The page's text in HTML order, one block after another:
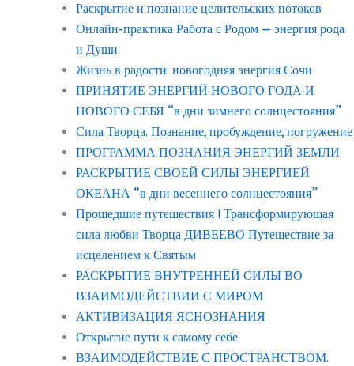
Раскрытие и познание целительских потоков
Онлайн-практика Работа с Родом — энергия рода
и Души
Жизнь в радости: новогодняя энергия Сочи
ПРИНЯТИЕ ЭНЕРГИЙ НОВОГО ГОДА И
НОВОГО СЕБЯ “в дни зимнего солнцестояния”
Сила Творца. Познание, пробуждение, погружение
ПРОГРАММА ПОЗНАНИЯ ЭНЕРГИЙ ЗЕМЛИ
РАСКРЫТИЕ СВОЕЙ СИЛЫ ЭНЕРГИЕЙ
ОКЕАНА “в дни весеннего солнцестояния”
Прошедшие путешествия | Трансформирующая
сила любви Творца ДИВЕЕВО Путешествие за
исцелением к Святым
РАСКРЫТИЕ ВНУТРЕННЕЙ СИЛЫ ВО
ВЗАИМОДЕЙСТВИИ С МИРОМ
АКТИВИЗАЦИЯ ЯСНОЗНАНИЯ
Открытие пути к самому себе
ВЗАИМОДЕЙСТВИЕ С ПРОСТРАНСТВОМ.